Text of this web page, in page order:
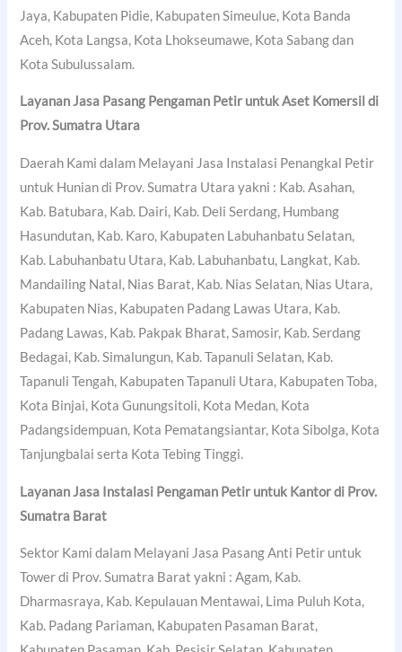
Jaya, Kabupaten Pidie, Kabupaten Simeulue, Kota Banda
Aceh, Kota Langsa, Kota Lhokseumawe, Kota Sabang dan
Kota Subulussalam.
Layanan Jasa Pasang Pengaman Petir untuk Aset Komersil di
Prov. Sumatra Utara
Daerah Kami dalam Melayani Jasa Instalasi Penangkal Petir
untuk Hunian di Prov. Sumatra Utara yakni : Kab. Asahan,
Kab. Batubara, Kab. Dairi, Kab. Deli Serdang, Humbang
Hasundutan, Kab. Karo, Kabupaten Labuhanbatu Selatan,
Kab. Labuhanbatu Utara, Kab. Labuhanbatu, Langkat, Kab.
Mandailing Natal, Nias Barat, Kab. Nias Selatan, Nias Utara,
Kabupaten Nias, Kabupaten Padang Lawas Utara, Kab.
Padang Lawas, Kab. Pakpak Bharat, Samosir, Kab. Serdang
Bedagai, Kab. Simalungun, Kab. Tapanuli Selatan, Kab.
Tapanuli Tengah, Kabupaten Tapanuli Utara, Kabupaten Toba,
Kota Binjai, Kota Gunungsitoli, Kota Medan, Kota
Padangsidempuan, Kota Pematangsiantar, Kota Sibolga, Kota
Tanjungbalai serta Kota Tebing Tinggi.
Layanan Jasa Instalasi Pengaman Petir untuk Kantor di Prov.
Sumatra Barat
Sektor Kami dalam Melayani Jasa Pasang Anti Petir untuk
Tower di Prov. Sumatra Barat yakni : Agam, Kab.
Dharmasraya, Kab. Kepulauan Mentawai, Lima Puluh Kota,
Kab. Padang Pariaman, Kabupaten Pasaman Barat,